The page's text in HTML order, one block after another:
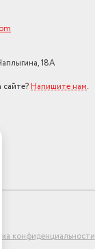
18А
Напишите нам.
конфиденциальности